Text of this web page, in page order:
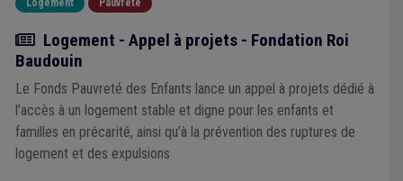
Logement Pauvreté
Actualité
Logement - Appel à projets - Fondation Roi
Baudouin
Le Fonds Pauvreté des Enfants lance un appel à projets dédié à
l’accès à un logement stable et digne pour les enfants et
familles en précarité, ainsi qu’à la prévention des ruptures de
logement et des expulsions